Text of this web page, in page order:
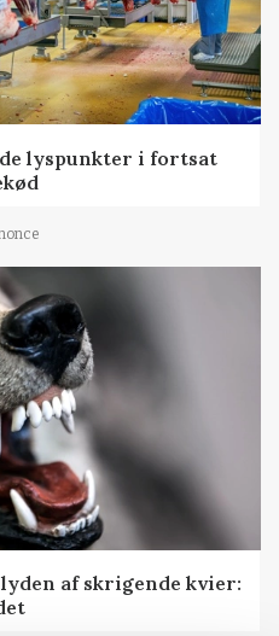
lyspunkter i fortsat
af skrigende kvier: